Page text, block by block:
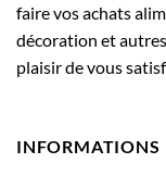
faire vos achats
décoration et
plaisir de vous
INFORMATIONS